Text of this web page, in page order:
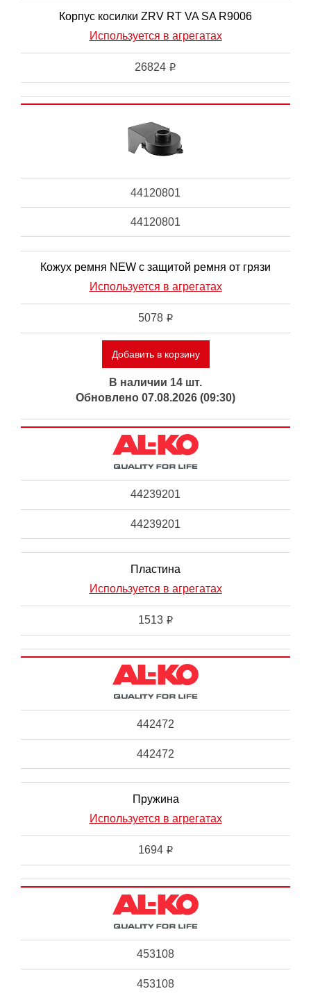
Корпус косилки ZRV RT VA SA R9006
Используется в агрегатах
26824 i
44120801
44120801
Кожух ремня NEW с защитой ремня от грязи
Используется в агрегатах
5078 i
Добавить в корзину
В наличии 14 шт.
Обновлено 07.08.2026 (09:30)
44239201
44239201
Пластина
Используется в агрегатах
1513 i
442472
442472
Пружина
Используется в агрегатах
1694 i
453108
453108